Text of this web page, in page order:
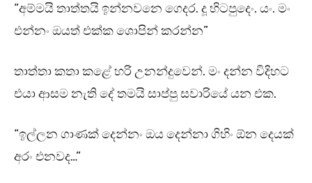
“අම්මයි තාත්තයි ඉන්නවනෙ ගෙදර. දූ හිටපුදෙං. යං. මං
එන්නං ඔයත් එක්ක ශොපින් කරන්න”
තාත්තා කතා කළේ හරි උනන්දුවෙන්. මං දන්න විදිහට
එයා ආසම නැති දේ තමයි සාප්පු සවාරියේ යන එක.
“ඉල්ලන ගාණක් දෙන්නං ඔය දෙන්නා ගිහිං ඕන දෙයක්
අරං එනවද…”